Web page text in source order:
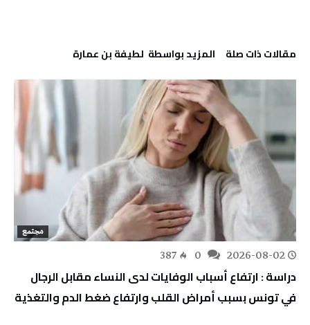
‫مقالات ذات صلة‬ ‫‫المزيد بواسطة‬ ‬ لطيفة بن عمارة
مجتمع
2026-08-02
387
دراسة : ارتفاع أسباب الوفايات لدى النساء مقابل الرجال
في تونس بسبب أمراض القلب وارتفاع ضغط الدم والتغذية